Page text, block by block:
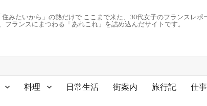
みたいから」の熱だけで ここまで来た、30代女子のフランスレ
ランスにまつわる「あれこれ」を詰め込んだサイトです。
料理 日常生活 街案内 旅行記 仕事